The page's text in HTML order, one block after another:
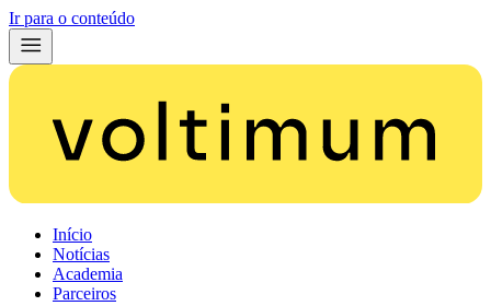
Ir para o conteúdo
Início
Notícias
Academia
Parceiros